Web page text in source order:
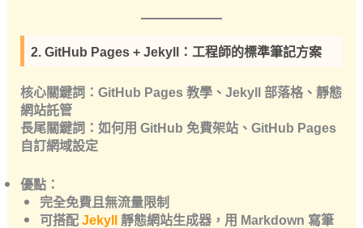
2. GitHub Pages + Jekyll：工程師的標準筆記方案
核心關鍵詞：GitHub Pages 教學、Jekyll 部落格、靜態
網站託管
長尾關鍵詞：如何用 GitHub 免費架站、GitHub Pages
自訂網域設定
優點：
完全免費且無流量限制
可搭配Jekyll靜態網站生成器，用 Markdown 寫筆